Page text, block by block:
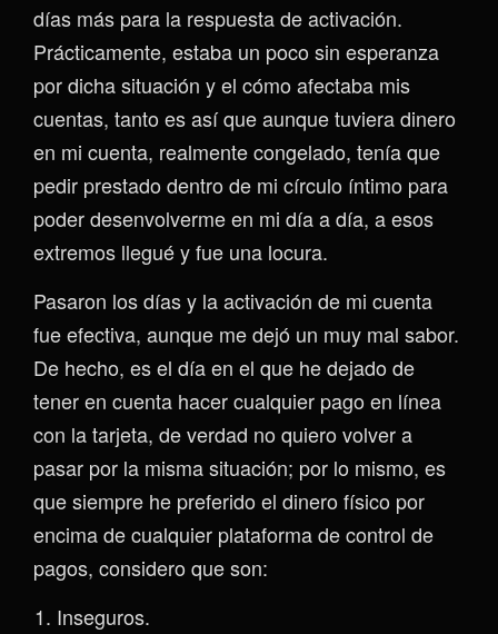
días más para la respuesta de activación.
Prácticamente, estaba un poco sin esperanza
por dicha situación y el cómo afectaba mis
cuentas, tanto es así que aunque tuviera dinero
en mi cuenta, realmente congelado, tenía que
pedir prestado dentro de mi círculo íntimo para
poder desenvolverme en mi día a día, a esos
extremos llegué y fue una locura.
Pasaron los días y la activación de mi cuenta
fue efectiva, aunque me dejó un muy mal sabor.
De hecho, es el día en el que he dejado de
tener en cuenta hacer cualquier pago en línea
con la tarjeta, de verdad no quiero volver a
pasar por la misma situación; por lo mismo, es
que siempre he preferido el dinero físico por
encima de cualquier plataforma de control de
pagos, considero que son:
Inseguros.